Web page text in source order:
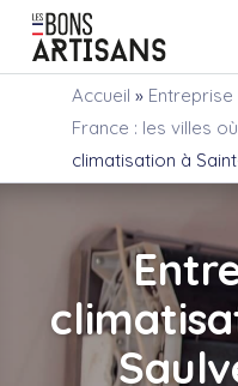
Accueil »
France : les villes
climatisation à